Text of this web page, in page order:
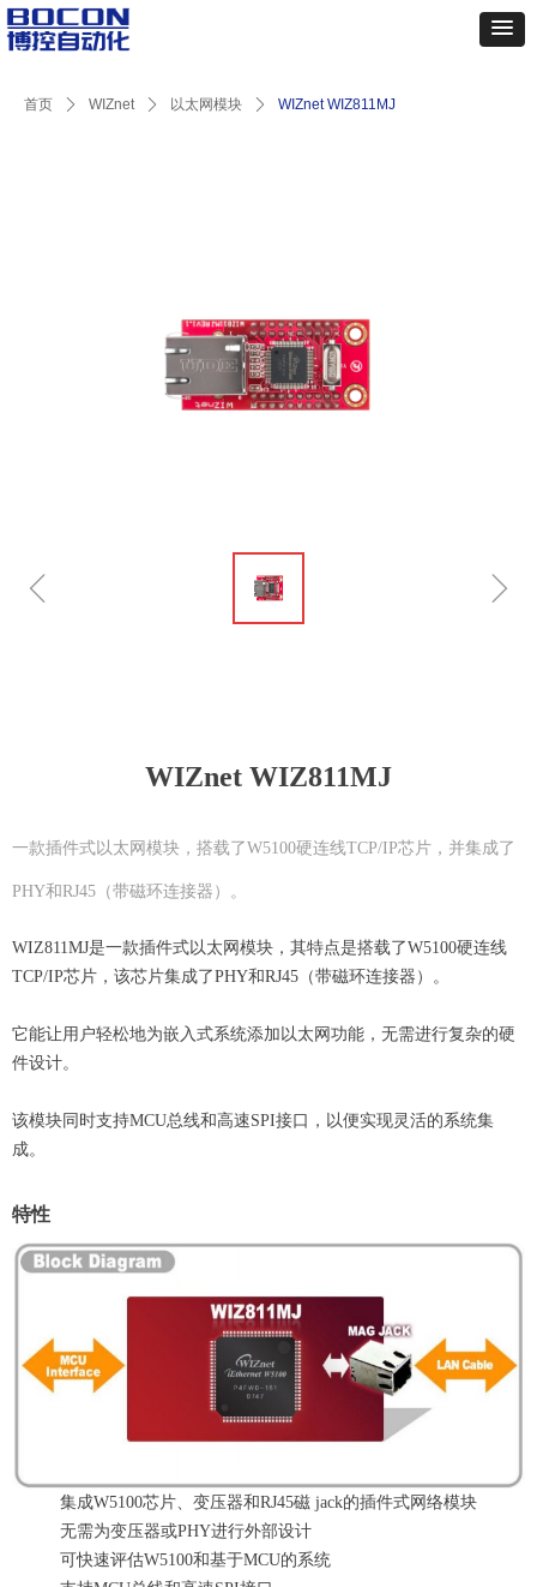
首页 ꄲ WIZnet ꄲ 以太网模块 ꄲ WIZnet WIZ811MJ
WIZnet WIZ811MJ
一款插件式以太网模块，搭载了W5100硬连线TCP/IP芯片，并集成了
PHY和RJ45（带磁环连接器）。
WIZ811MJ是一款插件式以太网模块，其特点是搭载了W5100硬连线
TCP/IP芯片，该芯片集成了PHY和RJ45（带磁环连接器）。
它能让用户轻松地为嵌入式系统添加以太网功能，无需进行复杂的硬
件设计。
该模块同时支持MCU总线和高速SPI接口，以便实现灵活的系统集
成。
特性
集成W5100芯片、变压器和RJ45磁 jack的插件式网络模块
无需为变压器或PHY进行外部设计
可快速评估W5100和基于MCU的系统
ꁆ ꁇ